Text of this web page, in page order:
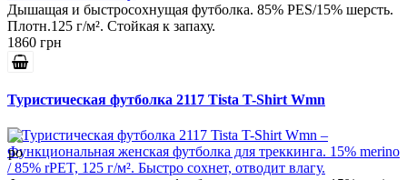
Дышащая и быстросохнущая футболка. 85% PES/15% шерсть.
Плотн.125 г/м². Стойкая к запаху.
1860 грн
Туристическая футболка 2117 Tista T-Shirt Wmn